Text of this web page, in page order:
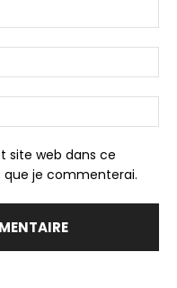
:*
:*
:
site web dans ce
je commenterai.